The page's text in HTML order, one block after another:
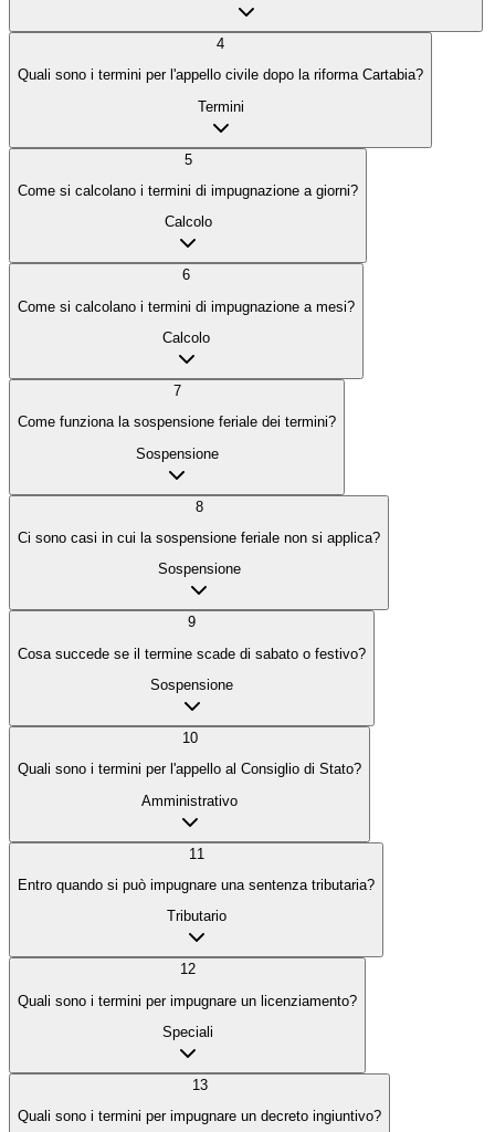
4
Quali sono i termini per l'appello civile dopo la riforma Cartabia?
Termini
5
Come si calcolano i termini di impugnazione a giorni?
Calcolo
6
Come si calcolano i termini di impugnazione a mesi?
Calcolo
7
Come funziona la sospensione feriale dei termini?
Sospensione
8
Ci sono casi in cui la sospensione feriale non si applica?
Sospensione
9
Cosa succede se il termine scade di sabato o festivo?
Sospensione
10
Quali sono i termini per l'appello al Consiglio di Stato?
Amministrativo
11
Entro quando si può impugnare una sentenza tributaria?
Tributario
12
Quali sono i termini per impugnare un licenziamento?
Speciali
13
Quali sono i termini per impugnare un decreto ingiuntivo?